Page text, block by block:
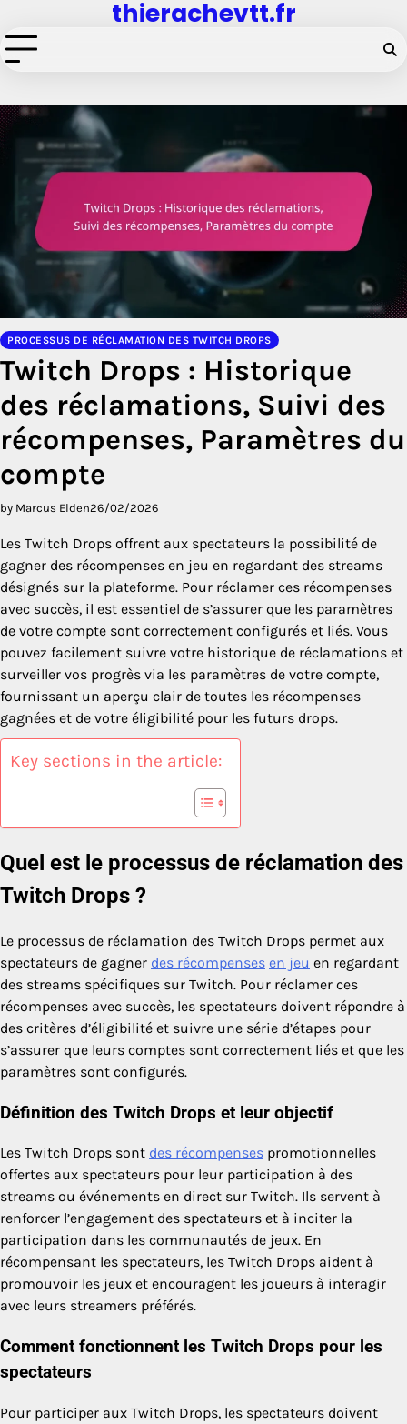
to
content
thierachevtt.fr
PROCESSUS DE RÉCLAMATION DES TWITCH DROPS
Twitch Drops : Historique
des réclamations, Suivi des
récompenses, Paramètres du
compte
by Marcus Elden26/02/2026
Les Twitch Drops offrent aux spectateurs la possibilité de
gagner des récompenses en jeu en regardant des streams
désignés sur la plateforme. Pour réclamer ces récompenses
avec succès, il est essentiel de s’assurer que les paramètres
de votre compte sont correctement configurés et liés. Vous
pouvez facilement suivre votre historique de réclamations et
surveiller vos progrès via les paramètres de votre compte,
fournissant un aperçu clair de toutes les récompenses
gagnées et de votre éligibilité pour les futurs drops.
Key sections in the article:
Quel est le processus de réclamation des
Twitch Drops ?
Le processus de réclamation des Twitch Drops permet aux
spectateurs de gagner des récompenses en jeu en regardant
des streams spécifiques sur Twitch. Pour réclamer ces
récompenses avec succès, les spectateurs doivent répondre à
des critères d’éligibilité et suivre une série d’étapes pour
s’assurer que leurs comptes sont correctement liés et que les
paramètres sont configurés.
Définition des Twitch Drops et leur objectif
Les Twitch Drops sont des récompenses promotionnelles
offertes aux spectateurs pour leur participation à des
streams ou événements en direct sur Twitch. Ils servent à
renforcer l’engagement des spectateurs et à inciter la
participation dans les communautés de jeux. En
récompensant les spectateurs, les Twitch Drops aident à
promouvoir les jeux et encouragent les joueurs à interagir
avec leurs streamers préférés.
Comment fonctionnent les Twitch Drops pour les
spectateurs
Pour participer aux Twitch Drops, les spectateurs doivent